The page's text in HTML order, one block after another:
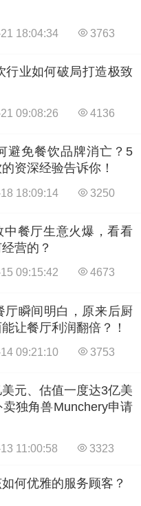
18:04:34 3763
行业如何破局打造极致
09:08:26 4136
避免餐饮品牌消亡？5
资深经验告诉你！
18:09:14 3250
中餐厅生意火爆，看看
营的？
09:15:42 4673
厅瞬间明白，原来后厨
让餐厅利润翻倍？！
09:21:10 3753
元、估值一度达3亿美
独角兽Munchery申请
11:00:58 3323
何优雅的服务顾客？